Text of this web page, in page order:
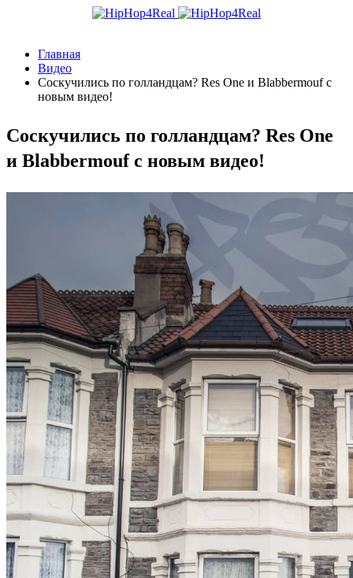
Главная
Видео
Соскучились по голландцам? Res One и Blabbermouf с
новым видео!
Соскучились по голландцам? Res One
и Blabbermouf с новым видео!